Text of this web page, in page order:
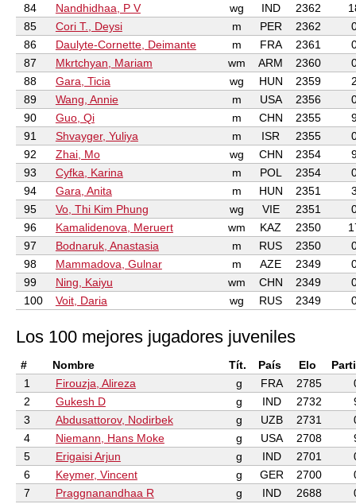
84
Nandhidhaa, P V wg IND 2362
85
Cori T., Deysi m PER 2362
86
Daulyte-Cornette, Deimante m FRA 2361
87
Mkrtchyan, Mariam wm ARM 2360
88
Gara, Ticia wg HUN 2359
89
Wang, Annie m USA 2356
90
Guo, Qi m CHN 2355
91
Shvayger, Yuliya m ISR 2355
92
Zhai, Mo wg CHN 2354
93
Cyfka, Karina m POL 2354
94
Gara, Anita m HUN 2351
95
Vo, Thi Kim Phung wg VIE 2351
96
Kamalidenova, Meruert wm KAZ 2350
97
Bodnaruk, Anastasia m RUS 2350
98
Mammadova, Gulnar m AZE 2349
99
Ning, Kaiyu wm CHN 2349
100
Voit, Daria wg RUS 2349
Los 100 mejores jugadores juveniles
# Nombre Tít. País Elo
1
Firouzja, Alireza g FRA 2785
2
Gukesh D g IND 2732
3
Abdusattorov, Nodirbek g UZB 2731
4
Niemann, Hans Moke g USA 2708
5
Erigaisi Arjun g IND 2701
6
Keymer, Vincent g GER 2700
7
Praggnanandhaa R g IND 2688